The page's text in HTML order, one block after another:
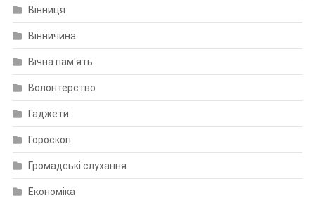
Вінниця
Вінничина
Вічна пам'ять
Волонтерство
Гаджети
Гороскоп
Громадські слухання
Економіка